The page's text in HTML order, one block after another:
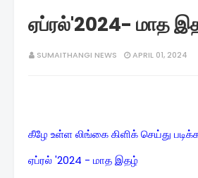
ஏப்ரல்'2024- மாத
SUMAITHANGI NEWS APRIL 01, 2024
கீழே உள்ள லிங்கை கிளிக் செய்து
ஏப்ரல் '2024 - மாத இதழ்